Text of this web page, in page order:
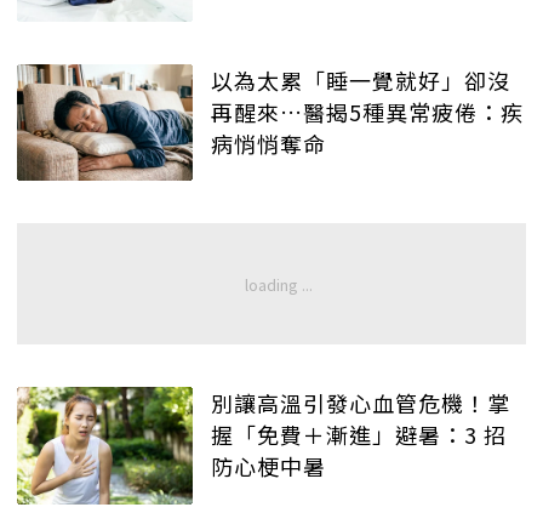
以為太累「睡一覺就好」卻沒
再醒來…醫揭5種異常疲倦：疾
病悄悄奪命
別讓高溫引發心血管危機！掌
握「免費＋漸進」避暑：3 招
防心梗中暑